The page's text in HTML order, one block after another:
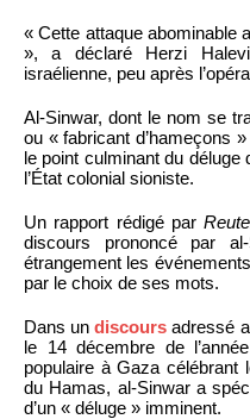
« Cette attaque abominable
», a déclaré Herzi
israélienne, peu après
Al-Sinwar, dont le nom se
ou « fabricant d’hameçons
le point culminant du déluge
l’État colonial sioniste.
Un rapport rédigé par
discours prononcé par
étrangement les
par le choix de ses mots.
Dans undiscours adressé
le 14 décembre de
populaire à Gaza célébrant
du Hamas, al-Sinwar a
d’un « déluge » imminent.